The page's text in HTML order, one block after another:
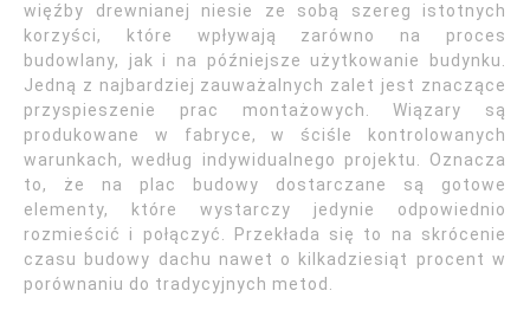
więźby drewnianej niesie ze sobą szereg istotnych
korzyści, które wpływają zarówno na proces
budowlany, jak i na późniejsze użytkowanie budynku.
Jedną z najbardziej zauważalnych zalet jest znaczące
przyspieszenie prac montażowych. Wiązary są
produkowane w fabryce, w ściśle kontrolowanych
warunkach, według indywidualnego projektu. Oznacza
to, że na plac budowy dostarczane są gotowe
elementy, które wystarczy jedynie odpowiednio
rozmieścić i połączyć. Przekłada się to na skrócenie
czasu budowy dachu nawet o kilkadziesiąt procent w
porównaniu do tradycyjnych metod.